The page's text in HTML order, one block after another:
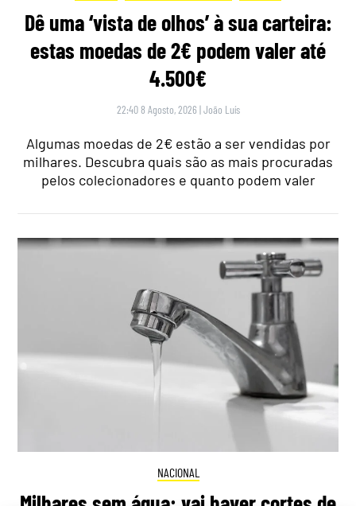
Dê uma ‘vista de olhos’ à sua carteira:
estas moedas de 2€ podem valer até
4.500€
22:40 8 Agosto, 2026 |João Luís
Algumas moedas de 2€ estão a ser vendidas por
milhares. Descubra quais são as mais procuradas
pelos colecionadores e quanto podem valer
NACIONAL